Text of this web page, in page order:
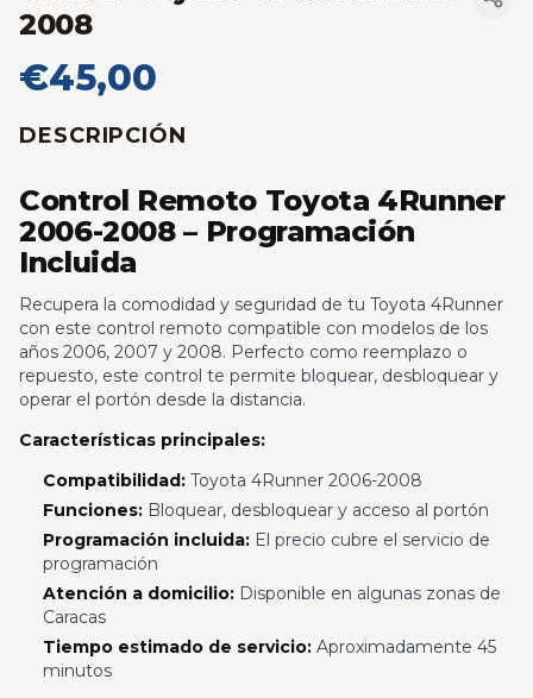
2008
€45,00
DESCRIPCIÓN
Control Remoto Toyota 4Runner
2006-2008 – Programación
Incluida
Recupera la comodidad y seguridad de tu Toyota 4Runner
con este control remoto compatible con modelos de los
años 2006, 2007 y 2008. Perfecto como reemplazo o
repuesto, este control te permite bloquear, desbloquear y
operar el portón desde la distancia.
Características principales:
Compatibilidad:Toyota 4Runner 2006-2008
Funciones:Bloquear, desbloquear y acceso al portón
Programación incluida:El precio cubre el servicio de
programación
Atención a domicilio:Disponible en algunas zonas de
Caracas
Tiempo estimado de servicio:Aproximadamente 45
minutos